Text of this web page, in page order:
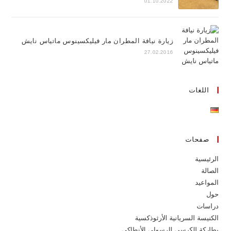
زيارة نيافة المطران مار فيليكسينوس ماتياس نايش
27.02.2016
اللغات
صفحات
الرئيسية
الصالة
المواعيد
حول
دراسات
الكنيسة السريانية الأرثوذكسية